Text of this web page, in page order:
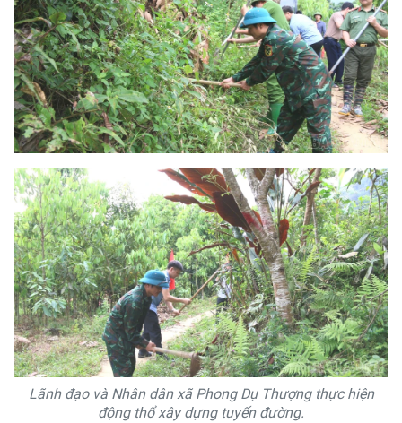
Lãnh đạo và Nhân dân xã Phong Dụ Thượng thực hiện
động thổ xây dựng tuyến đường.